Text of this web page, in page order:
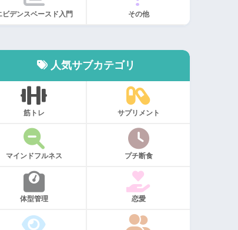
ビデンスベースド入門 その他
人気サブカテゴリ
筋トレ サプリメント
マインドフルネス プチ断食
体型管理 恋愛